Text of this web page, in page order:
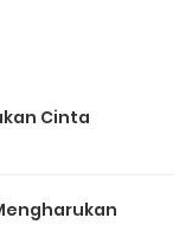
Cinta